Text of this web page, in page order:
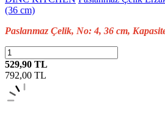
(36 cm)
Paslanmaz Çelik, No: 4, 36 cm,
529,90 TL
792,00 TL